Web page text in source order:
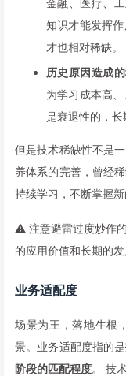
金融、医疗、
知识才能发挥
才也相对稀缺。
历史原因造成
为学习成本高
是衰退性的，长
但是技术稀缺性不是
养体系的完善，曾经
持续学习，不断掌握
⚠️ 注意避雷过度炒作
的应用价值和长期的发
业务适配度
场景为王，落地生根
景。业务适配度指的是
阶段的匹配程度。 技